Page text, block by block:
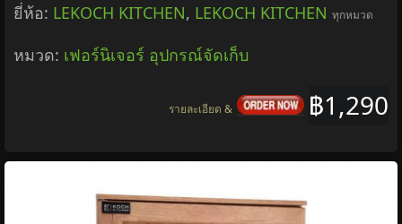
ยี่ห้อ: LEKOCH KITCHEN, LEKOCH KITCHEN ทุกหมวด
หมวด: เฟอร์นิเจอร์ อุปกรณ์จัดเก็บ
฿1,290
รายละเอียด &